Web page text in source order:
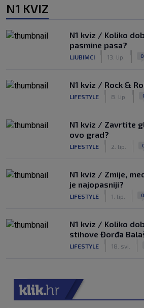
N1 KVIZ
N1 kviz / Koliko
pasmine pasa?
LJUBIMCI 13. lip. 0
N1 kviz / Rock &
LIFESTYLE 8. lip.
N1 kviz / Zavrtite
ovo grad?
LIFESTYLE 2. lip.
N1 kviz / Zmije,
je najopasniji?
LIFESTYLE 1. lip. 0
N1 kviz / Koliko
stihove Đorđa
LIFESTYLE 18. svi.